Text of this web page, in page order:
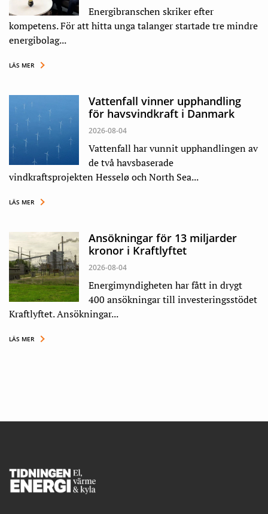
Energibranschen skriker efter
kompetens. För att hitta unga talanger startade tre mindre
energibolag...
LÄS MER
Vattenfall vinner upphandling
för havsvindkraft i Danmark
2026-08-04
Vattenfall har vunnit upphandlingen av
de två havsbaserade
vindkraftsprojekten Hesselø och North Sea...
LÄS MER
Ansökningar för 13 miljarder
kronor i Kraftlyftet
2026-08-04
Energimyndigheten har fått in drygt
400 ansökningar till investeringsstödet
Kraftlyftet. Ansökningar...
LÄS MER
Footer